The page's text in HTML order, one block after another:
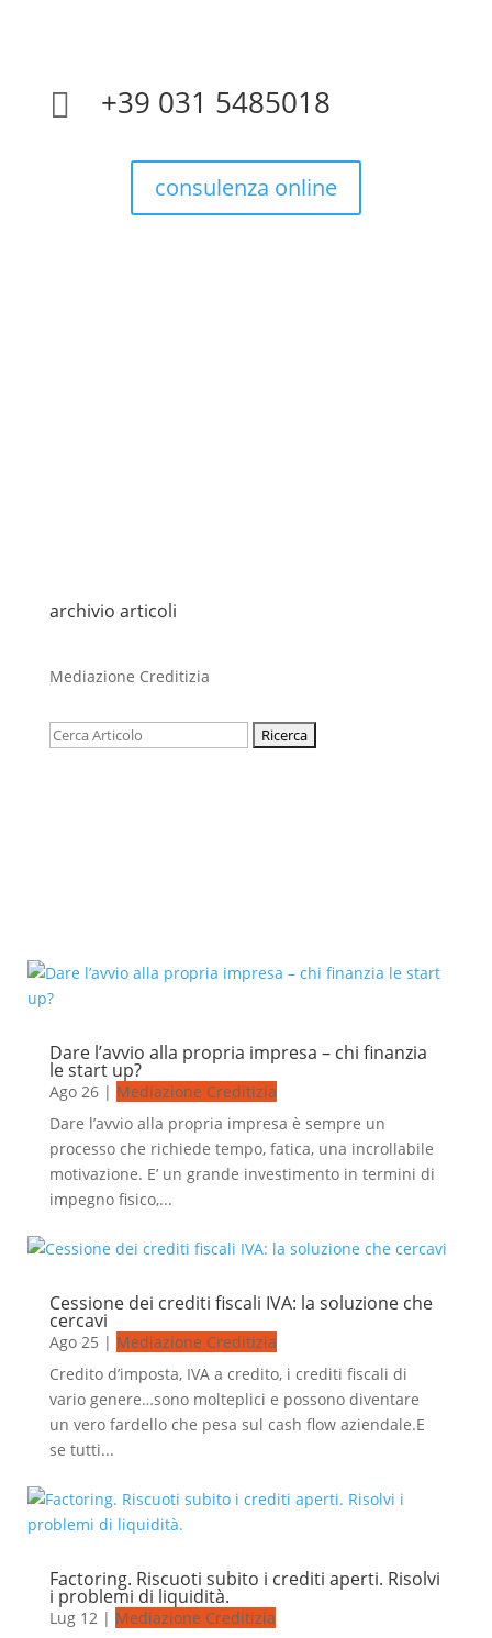
 +39 031 5485018
consulenza online
archivio articoli
Mediazione Creditizia
Cerca:
Dare l’avvio alla propria impresa – chi finanzia
le start up?
Ago 26| Mediazione Creditizia
Dare l’avvio alla propria impresa è sempre un
processo che richiede tempo, fatica, una incrollabile
motivazione. E’ un grande investimento in termini di
impegno fisico,...
Cessione dei crediti fiscali IVA: la soluzione che
cercavi
Ago 25 | Mediazione Creditizia
Credito d’imposta, IVA a credito, i crediti fiscali di
vario genere…sono molteplici e possono diventare
un vero fardello che pesa sul cash flow aziendale.E
se tutti...
Factoring. Riscuoti subito i crediti aperti. Risolvi
i problemi di liquidità.
Lug 12| Mediazione Creditizia